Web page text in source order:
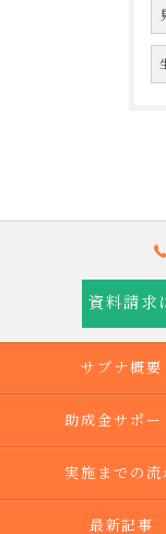
資料請求
サプナ概要
助成金サポー
実施までの流
最新記事